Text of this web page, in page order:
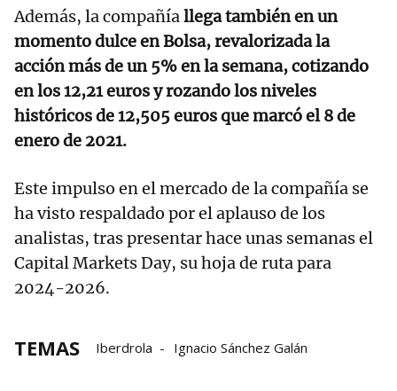
Además, la compañíallega también en un
momento dulce en Bolsa, revalorizada la
acción más de un 5% en la semana, cotizando
en los 12,21 euros y rozando los niveles
históricos de 12,505 euros que marcó el 8 de
enero de 2021.
Este impulso en el mercado de la compañía se
ha visto respaldado por el aplauso de los
analistas, tras presentar hace unas semanas el
Capital Markets Day, su hoja de ruta para
2024-2026.
TEMAS Iberdrola Ignacio Sánchez Galán